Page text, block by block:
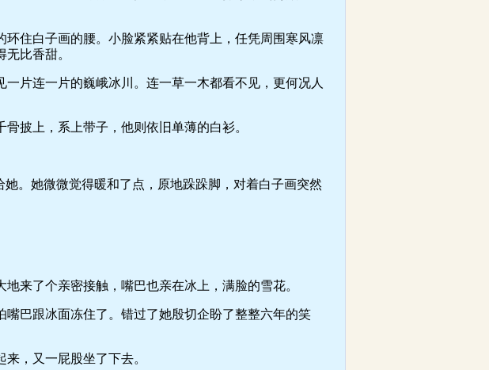
住白子画的腰。小脸紧紧贴在他背上，任凭周围寒风凛
比香甜。
片连一片的巍峨冰川。连一草一木都看不见，更何况人
披上，系上带子，他则依旧单薄的白衫。
。她微微觉得暖和了点，原地跺跺脚，对着白子画突然
了个亲密接触，嘴巴也亲在冰上，满脸的雪花。
巴跟冰面冻住了。错过了她殷切企盼了整整六年的笑
，又一屁股坐了下去。